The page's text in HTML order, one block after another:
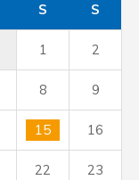
S S
1 2
8 9
15 16
22 23